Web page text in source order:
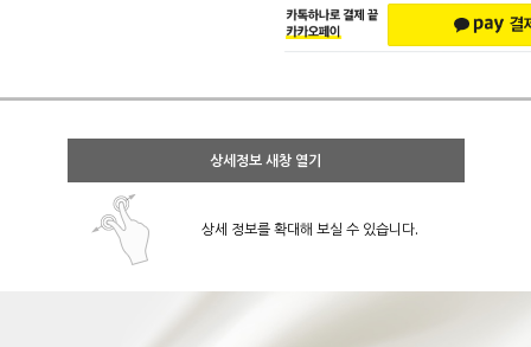
상세정보 새창 열기
상세 정보를 확대해 보실 수 있습니다.